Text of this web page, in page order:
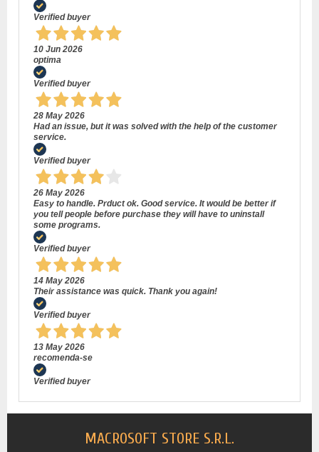
Verified buyer
10 Jun 2026
optima
Verified buyer
28 May 2026
Had an issue, but it was solved with the help of the customer
service.
Verified buyer
26 May 2026
Easy to handle. Prduct ok. Good service. It would be better if
you tell people before purchase they will have to uninstall
some programs.
Verified buyer
14 May 2026
Their assistance was quick. Thank you again!
Verified buyer
13 May 2026
recomenda-se
Verified buyer
MACROSOFT STORE S.R.L.